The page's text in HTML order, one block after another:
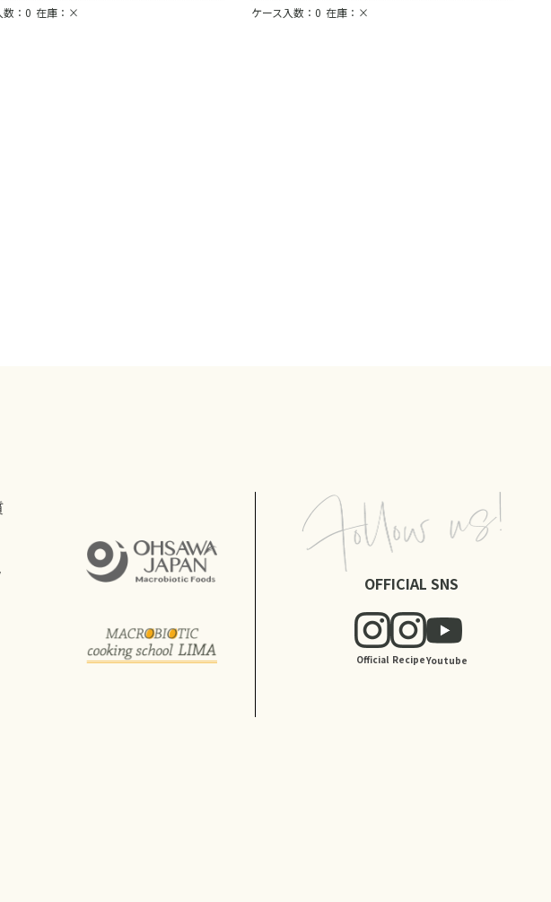
数：0 在庫：× ケース入数：0 在庫：×
OFFICIAL SNS
Official RecipeYoutube